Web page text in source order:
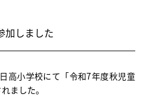
加しました
高小学校にて「令和7年度秋児童
ました。